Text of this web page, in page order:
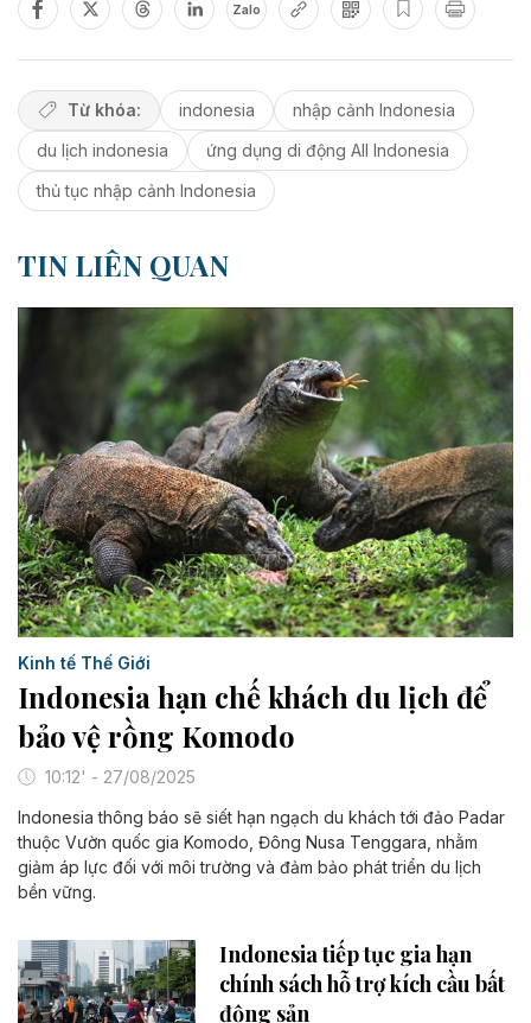
Zalo
Từ khóa: indonesia
nhập cảnh Indonesia
du lịch indonesia
ứng dụng di động All Indonesia
thủ tục nhập cảnh Indonesia
TIN LIÊN QUAN
Kinh tế Thế Giới
Indonesia hạn chế khách du lịch để
bảo vệ rồng Komodo
10:12' - 27/08/2025
Indonesia thông báo sẽ siết hạn ngạch du khách tới đảo Padar
thuộc Vườn quốc gia Komodo, Đông Nusa Tenggara, nhằm
giảm áp lực đối với môi trường và đảm bảo phát triển du lịch
bền vững.
Indonesia tiếp tục gia hạn
chính sách hỗ trợ kích cầu bất
động sản